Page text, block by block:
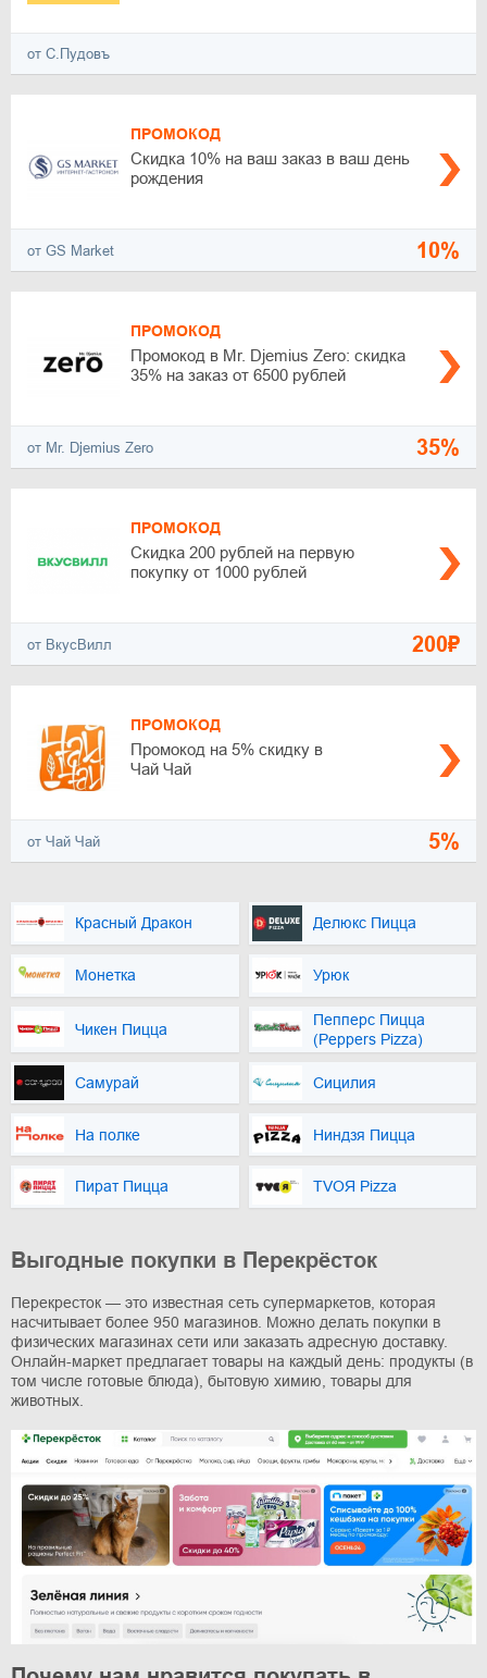
от С.Пудовъ
ПРОМОКОД
Скидка 10% на ваш заказ в ваш день
рождения
от GS Market 10%
ПРОМОКОД
Промокод в Mr. Djemius Zero: скидка
35% на заказ от 6500 рублей
от Mr. Djemius Zero 35%
ПРОМОКОД
Скидка 200 рублей на первую
покупку от 1000 рублей
от ВкусВилл 200₽
ПРОМОКОД
Промокод на 5% скидку в
Чай Чай
от Чай Чай 5%
Красный Дракон Делюкс Пицца
Монетка Урюк
Чикен Пицца
Пепперс Пицца
(Peppers Pizza)
Самурай Сицилия
На полке Ниндзя Пицца
Пират Пицца TVOЯ Pizza
Выгодные покупки в Перекрёсток
Перекресток — это известная сеть супермаркетов, которая
насчитывает более 950 магазинов. Можно делать покупки в
физических магазинах сети или заказать адресную доставку.
Онлайн-маркет предлагает товары на каждый день: продукты (в
том числе готовые блюда), бытовую химию, товары для
животных.